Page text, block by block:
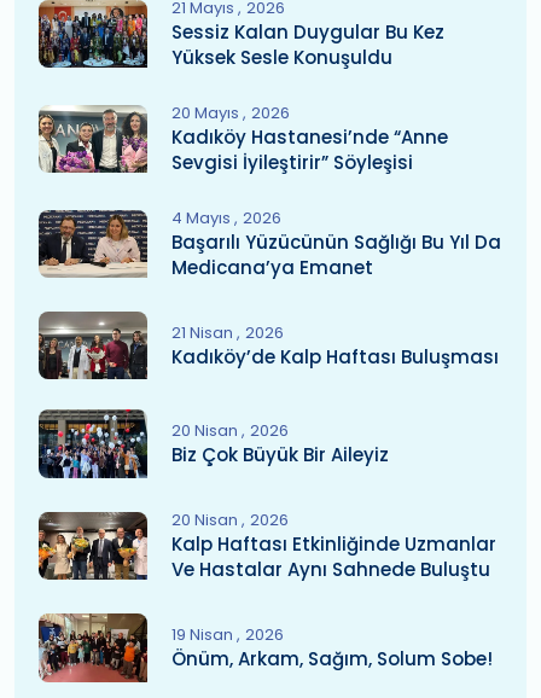
21 Mayıs 2026
Sessiz Kalan Duygular Bu Kez
Yüksek Sesle Konuşuldu
20 Mayıs 2026
Kadıköy Hastanesi’nde “Anne
Sevgisi İyileştirir” Söyleşisi
4 Mayıs 2026
Başarılı Yüzücünün Sağlığı Bu Yıl Da
Medicana’ya Emanet
21 Nisan 2026
Kadıköy’de Kalp Haftası Buluşması
20 Nisan 2026
Biz Çok Büyük Bir Aileyiz
20 Nisan 2026
Kalp Haftası Etkinliğinde Uzmanlar
Ve Hastalar Aynı Sahnede Buluştu
19 Nisan 2026
Önüm, Arkam, Sağım, Solum Sobe!